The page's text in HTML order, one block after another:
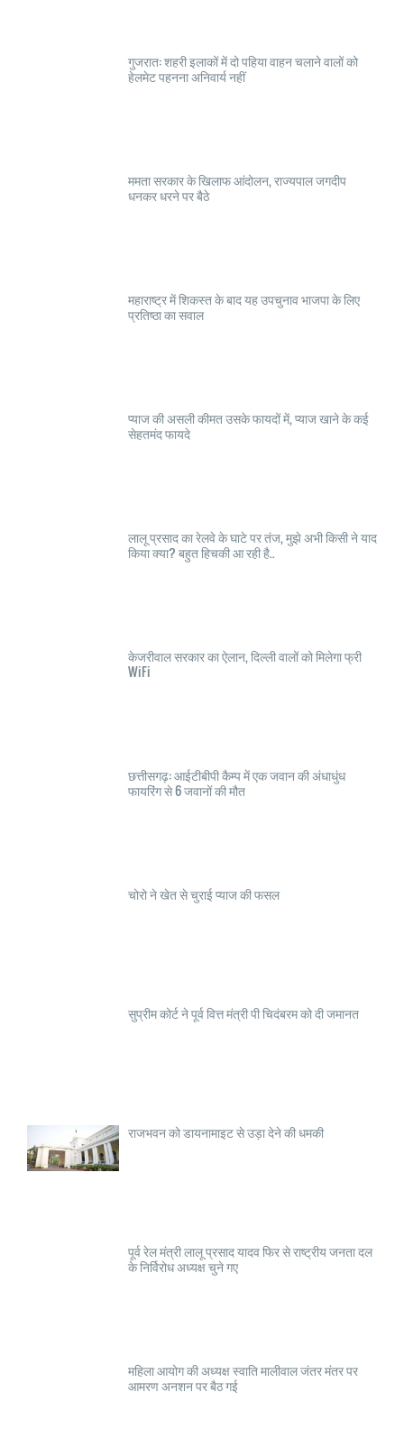
गुजरात: शहरी इलाकों में दो पहिया वाहन चलाने वालों को
हेलमेट पहनना अनिवार्य नहीं
ममता सरकार के खिलाफ आंदोलन, राज्यपाल जगदीप
धनकर धरने पर बैठे
महाराष्ट्र में शिकस्त के बाद यह उपचुनाव भाजपा के लिए
प्रतिष्ठा का सवाल
प्याज की असली कीमत उसके फायदों में, प्याज खाने के कई
सेहतमंद फायदे
लालू प्रसाद का रेलवे के घाटे पर तंज, मुझे अभी किसी ने याद
किया क्या? बहुत हिचकी आ रही है..
केजरीवाल सरकार का ऐलान, दिल्ली वालों को मिलेगा फ्री
WiFi
छत्तीसगढ़: आईटीबीपी कैम्प में एक जवान की अंधाधुंध
फायरिंग से 6 जवानों की मौत
चोरो ने खेत से चुराई प्याज की फसल
सुप्रीम कोर्ट ने पूर्व वित्त मंत्री पी चिदंबरम को दी जमानत
राजभवन को डायनामाइट से उड़ा देने की धमकी
पूर्व रेल मंत्री लालू प्रसाद यादव फिर से राष्ट्रीय जनता दल
के निर्विरोध अध्यक्ष चुने गए
महिला आयोग की अध्यक्ष स्वाति मालीवाल जंतर मंतर पर
आमरण अनशन पर बैठ गई